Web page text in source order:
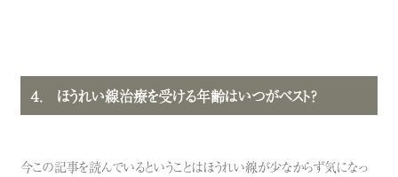
４． ほうれい線治療を受ける年齢はいつがベスト？
今この記事を読んでいるということはほうれい線が少なからず気になっ